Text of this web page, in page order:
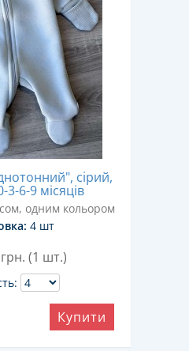
сірий,
3-6-9 місяців
одним кольором
4 шт
грн. (1 шт.)
Купити